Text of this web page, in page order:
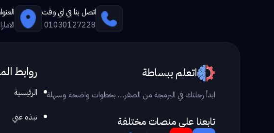
اتصل بنا في اي وقت
01030127228
اتعلم ببساطة
ابدأ رحلتك في البرمجة من الصفر… بخطوات واضحة وسهلة
تابعنا علي منصات مختلفة
روابط
الرئيسية
نبذة عني